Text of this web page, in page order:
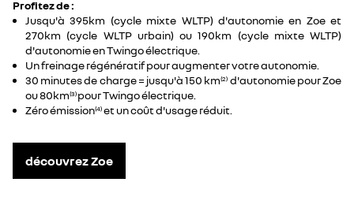
Profitez de :
Jusqu'à 395km (cycle mixte WLTP) d'autonomie en Zoe et
270km (cycle WLTP urbain) ou 190km (cycle mixte WLTP)
d'autonomie en Twingo électrique.
Un freinage régénératif pour augmenter votre autonomie.
30 minutes de charge = jusqu'à 150 km(2) d'autonomie pour Zoe
ou 80km(3) pour Twingo électrique.
Zéro émission(4) et un coût d'usage réduit.
découvrez Zoe